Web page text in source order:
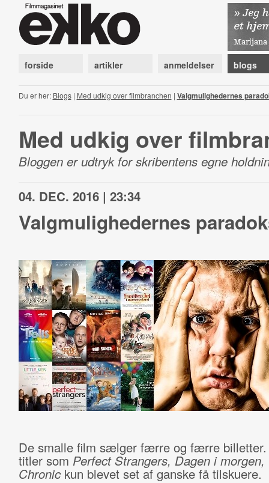
forside artikler anmeldelser blogs
Du er her: Blogs| Med udkig over filmbranchen | Valgmulighedernes
Med udkig over
Bloggen er udtryk for skribentens egne
04. DEC. 2016 | 23:34
Valgmulighedernes
De smalle film sælger færre og færre billetter.
titler som Perfect Strangers, Dagen i
Chronickun blevet set af ganske få tilskuere.